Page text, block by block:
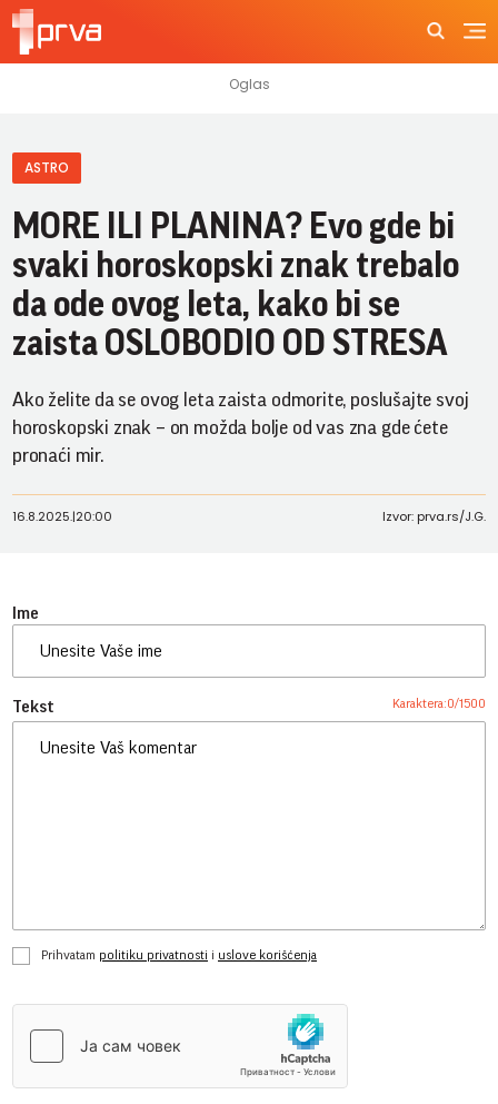
ASTRO
MORE ILI PLANINA? Evo gde bi
svaki horoskopski znak trebalo
da ode ovog leta, kako bi se
zaista OSLOBODIO OD STRESA
Ako želite da se ovog leta zaista odmorite, poslušajte svoj
horoskopski znak – on možda bolje od vas zna gde ćete
pronaći mir.
16.8.2025.|20:00 Izvor: prva.rs/J.G.
Ime
Tekst Karaktera:0/1500
Prihvatam politiku privatnosti i uslove korišćenja